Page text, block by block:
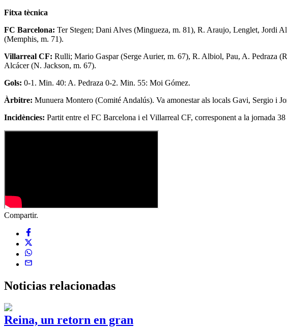
Fitxa tècnica
FC Barcelona: Ter Stegen; Dani Alves (Mingueza, m. 81), R. Araujo, Lenglet, Jordi
(Memphis, m. 71).
Villarreal CF: Rulli; Mario Gaspar (Serge Aurier, m. 67), R. Albiol, Pau, A. Pedraza
Alcácer (N. Jackson, m. 67).
Gols: 0-1. Min. 40: A. Pedraza 0-2. Min. 55: Moi Gómez.
Àrbitre: Munuera Montero (Comité Andalús). Va amonestar als locals Gavi, Sergio i
Incidències: Partit entre el FC Barcelona i el Villarreal CF, corresponent a la jornada
Compartir.
Noticias relacionadas
Reina, un retorn en gran